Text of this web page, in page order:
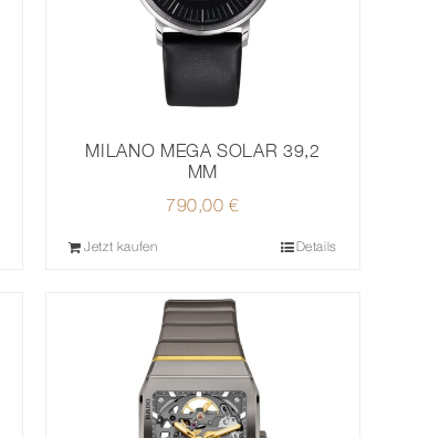
MILANO MEGA SOLAR 39,2
MM
790,00€
Jetzt kaufen Details